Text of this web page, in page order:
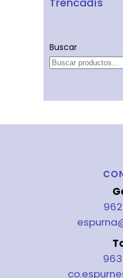
Buscar